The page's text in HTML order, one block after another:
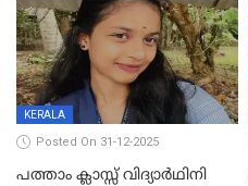
KERALA
Posted On 31-12-2025
പത്താം ക്ലാസ്സ് വിദ്യാര്‍ഥിനി